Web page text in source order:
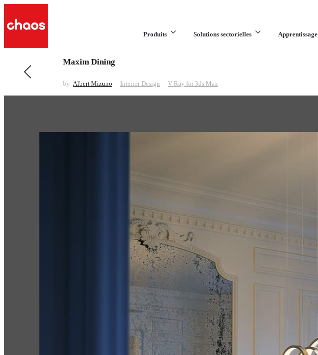
Produits Solutions sectorielles Apprentissage
Previous in Interior Design
Maxim Dining
by Albert Mizuno Interior Design V-Ray for 3ds Max